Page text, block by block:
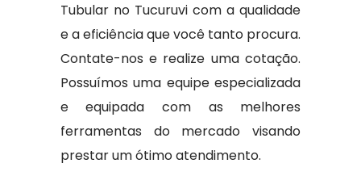
Tubular no Tucuruvi com a qualidade
e a eficiência que você tanto procura.
Contate-nos e realize uma cotação.
Possuímos uma equipe especializada
e equipada com as melhores
ferramentas do mercado visando
prestar um ótimo atendimento.